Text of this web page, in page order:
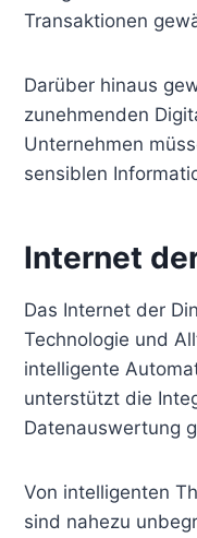
Transaktionen
Darüber hinaus
zunehmenden
Unternehmen
sensiblen
Internet
Das Internet der
Technologie und
intelligente
unterstützt die
Datenauswertung
Von intelligenten
sind nahezu